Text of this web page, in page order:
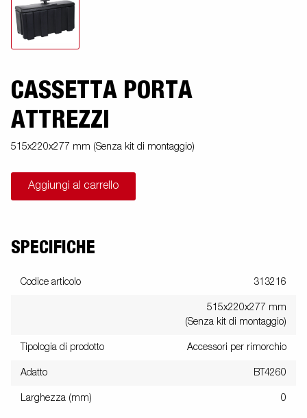
CASSETTA PORTA
ATTREZZI
515x220x277 mm (Senza kit di montaggio)
Aggiungi al carrello
SPECIFICHE
Codice articolo 313216
515x220x277 mm
(Senza kit di montaggio)
Tipologia di prodotto Accessori per rimorchio
Adatto BT4260
Larghezza (mm) 0